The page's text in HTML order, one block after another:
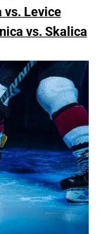
vs. Levice
vs. Skalica